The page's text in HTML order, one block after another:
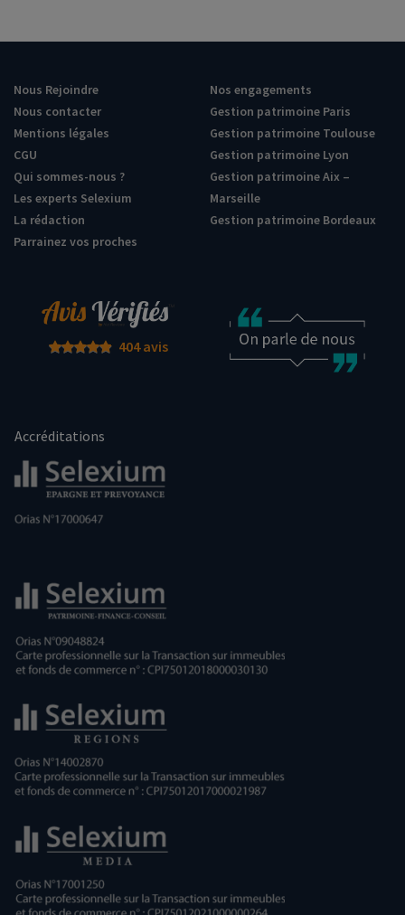
Nous Rejoindre
Nous contacter
Mentions légales
CGU
Qui sommes-nous ?
Les experts Selexium
La rédaction
Parrainez vos proches
Nos engagements
Gestion patrimoine Paris
Gestion patrimoine Toulouse
Gestion patrimoine Lyon
Gestion patrimoine Aix –
Marseille
Gestion patrimoine Bordeaux
404 avis
Accréditations